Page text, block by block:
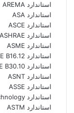
استاندارد AREMA
استاندارد ASA
استاندارد ASCE
استاندارد ASHRAE
استاندارد ASME
استاندارد ASME B16.12
استاندارد ASME B30.10
استاندارد ASNT
استاندارد ASSE
استاندارد Association for Iron Steel Technology
استاندارد ASTM